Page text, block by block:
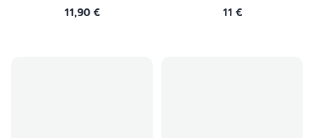
11,90 €
11 €